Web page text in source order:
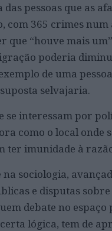
das pessoas que as
com 365 crimes
que “houve mais
poderia
de uma
selvajaria.
se interessam por
como o local onde
ter imunidade à
sociologia,
e disputas
debate no
lógica, tem de